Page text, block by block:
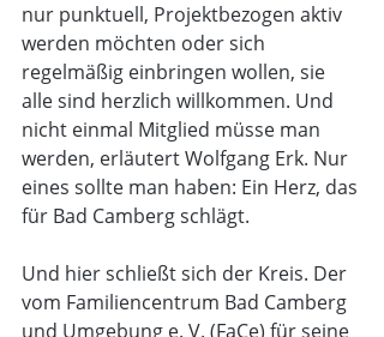
nur punktuell, Projektbezogen aktiv
werden möchten oder sich
regelmäßig einbringen wollen, sie
alle sind herzlich willkommen. Und
nicht einmal Mitglied müsse man
werden, erläutert Wolfgang Erk. Nur
eines sollte man haben: Ein Herz, das
für Bad Camberg schlägt.
Und hier schließt sich der Kreis. Der
vom Familiencentrum Bad Camberg
und Umgebung e. V. (FaCe) für seine